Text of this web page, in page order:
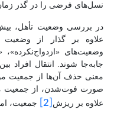
نسل‌های فرضی را در گذر
در بررسی وضعیت تأهل،
علاوه بر گذار از
وضعیت‌های «ازدواج‌نکرده»،
جابه‌جا شوند. انتقال افراد
معنی حذف آن‌ها از جمعیت
صورت فوت‌شدن، از جمعیت
علاوه بر ریزش [2]
جمعیت،